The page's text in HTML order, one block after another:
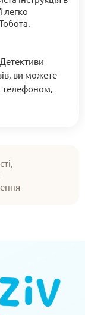
легко
ви можете
телефоном,